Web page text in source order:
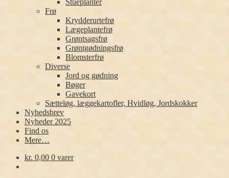
Stueplanter
Frø
Krydderurtefrø
Lægeplantefrø
Grøntsagsfrø
Grøntgødningsfrø
Blomsterfrø
Diverse
Jord og gødning
Bøger
Gavekort
Sætteløg, læggekartofler, Hvidløg, Jordskokker
Nyhedsbrev
Nyheder 2025
Find os
Mere…
kr. 0,00 0 varer